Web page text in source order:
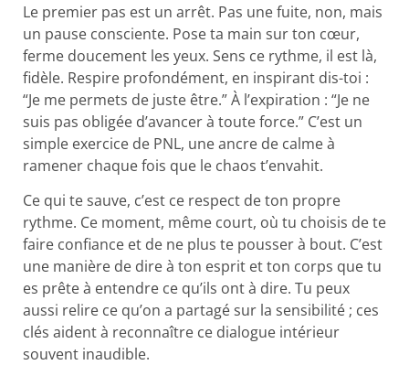
Le premier pas est un arrêt. Pas une fuite, non, mais
un pause consciente. Pose ta main sur ton cœur,
ferme doucement les yeux. Sens ce rythme, il est là,
fidèle. Respire profondément, en inspirant dis-toi :
“Je me permets de juste être.” À l’expiration : “Je ne
suis pas obligée d’avancer à toute force.” C’est un
simple exercice de PNL, une ancre de calme à
ramener chaque fois que le chaos t’envahit.
Ce qui te sauve, c’est ce respect de ton propre
rythme. Ce moment, même court, où tu choisis de te
faire confiance et de ne plus te pousser à bout. C’est
une manière de dire à ton esprit et ton corps que tu
es prête à entendre ce qu’ils ont à dire. Tu peux
aussi relire ce qu’on a partagé sur la sensibilité ; ces
clés aident à reconnaître ce dialogue intérieur
souvent inaudible.